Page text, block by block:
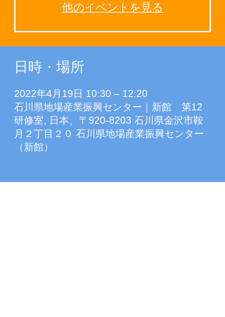
他のイベントを見る
日時・場所
2022年4月19日 10:30 – 12:20
石川県地場産業振興センター｜新館 第12
研修室, 日本、〒920-8203 石川県金沢市鞍
月２丁目２０ 石川県地場産業振興センター
（新館）